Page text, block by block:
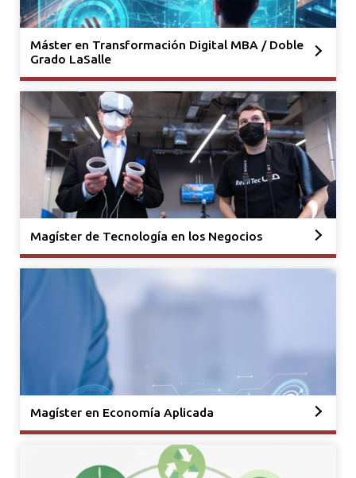
Máster en Transformación Digital MBA / Doble
Grado LaSalle
Magíster de Tecnología en los Negocios
Magíster en Economía Aplicada